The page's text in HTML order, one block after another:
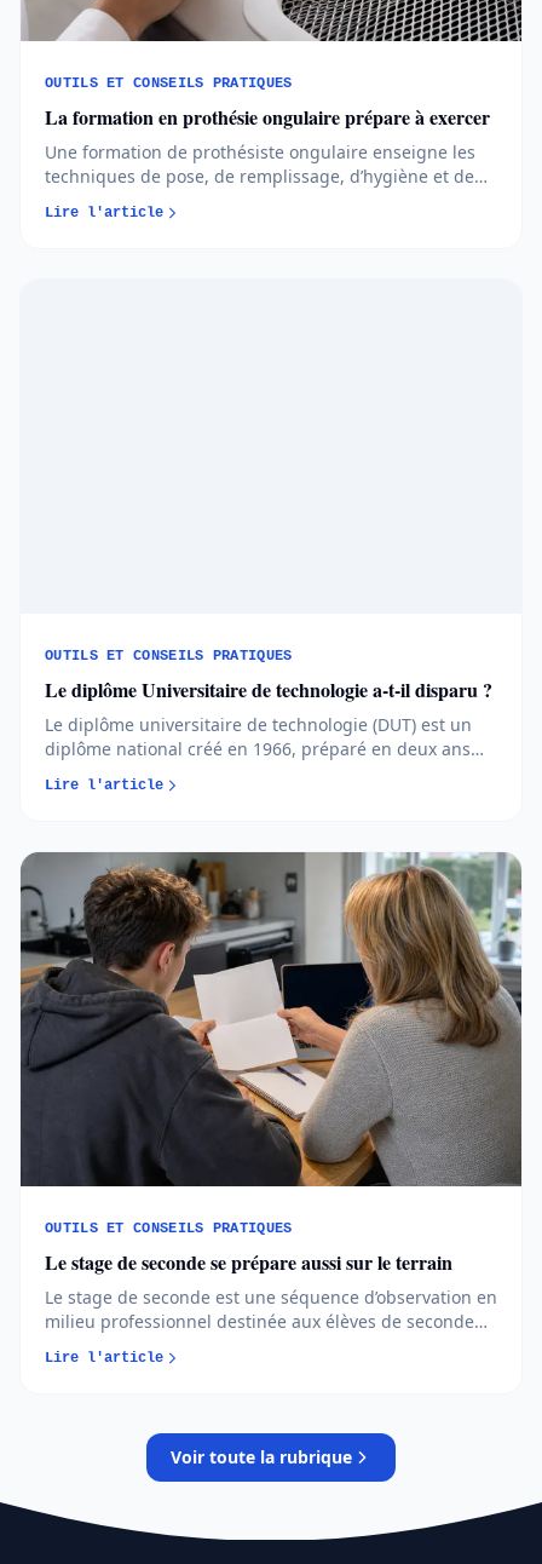
OUTILS ET CONSEILS PRATIQUES
La formation en prothésie ongulaire prépare à exercer
Une formation de prothésiste ongulaire enseigne les
techniques de pose, de remplissage, d’hygiène et de
pratique suffisante sur modèles, l’apprentissage des
Lire l'article
OUTILS ET CONSEILS PRATIQUES
Le diplôme Universitaire de technologie a-t-il disparu ?
Le diplôme universitaire de technologie (DUT) est un
diplôme national créé en 1966, préparé en deux ans
dans un institut universitaire de technologie (IUT).
Depuis la réforme de 2019, il n'a pas disparu : il
Lire l'article
OUTILS ET CONSEILS PRATIQUES
Le stage de seconde se prépare aussi sur le terrain
Le stage de seconde est une séquence d’observation en
milieu professionnel destinée aux élèves de seconde
générale et technologique. Organisé selon le
calendrier de l’établissement, il permet de découvrir un
Lire l'article
Voir toute la rubrique